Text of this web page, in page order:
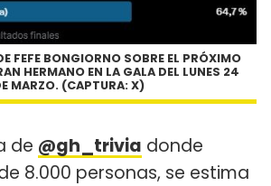
FEFE BONGIORNO SOBRE EL PRÓXIMO
HERMANO EN LA GALA DEL LUNES 24
MARZO. (CAPTURA: X)
de @gh_trivia donde
8.000 personas, se estima